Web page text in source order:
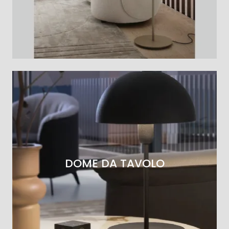
DOME DA TAVOLO